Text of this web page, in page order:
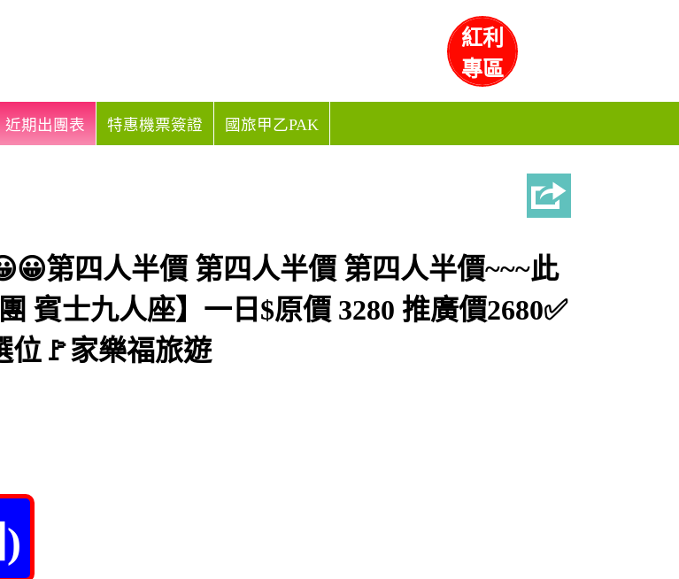
紅利
專區
近期出團表 特惠機票簽證 國旅甲乙PAK
第四人半價 第四人半價 第四人半價~~~此
賓士九人座】一日$原價 3280 推廣價2680✅
位🚩家樂福旅遊